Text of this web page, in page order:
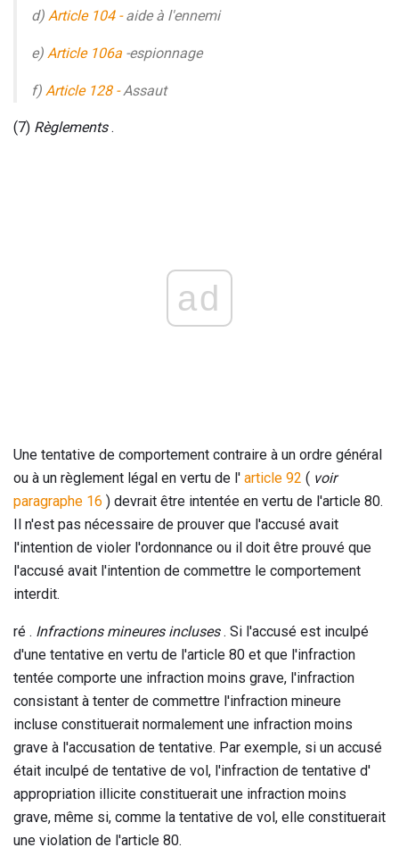
d) Article 104 -aide à l'ennemi
e) Article 106a -espionnage
f) Article 128 -Assaut
(7) Règlements.
ad
Une tentative de comportement contraire à un ordre général
ou à un règlement légal en vertu de l' article 92 ( voir
paragraphe 16 ) devrait être intentée en vertu de l'article 80.
Il n'est pas nécessaire de prouver que l'accusé avait
l'intention de violer l'ordonnance ou il doit être prouvé que
l'accusé avait l'intention de commettre le comportement
interdit.
ré . Infractions mineures incluses. Si l'accusé est inculpé
d'une tentative en vertu de l'article 80 et que l'infraction
tentée comporte une infraction moins grave, l'infraction
consistant à tenter de commettre l'infraction mineure
incluse constituerait normalement une infraction moins
grave à l'accusation de tentative. Par exemple, si un accusé
était inculpé de tentative de vol, l'infraction de tentative d'
appropriation illicite constituerait une infraction moins
grave, même si, comme la tentative de vol, elle constituerait
une violation de l'article 80.